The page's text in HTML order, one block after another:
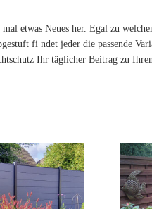
etwas Neues her. Egal zu
fi ndet jeder die passende
Ihr täglicher Beitrag zu